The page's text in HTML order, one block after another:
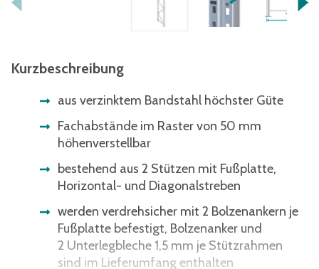
Kurzbeschreibung
aus verzinktem Bandstahl höchster Güte
Fachabstände im Raster von 50 mm
höhenverstellbar
bestehend aus 2 Stützen mit Fußplatte,
Horizontal- und Diagonalstreben
werden verdrehsicher mit 2 Bolzenankern je
Fußplatte befestigt, Bolzenanker und
2 Unterlegbleche 1,5 mm je Stützrahmen
sind im Lieferumfang enthalten